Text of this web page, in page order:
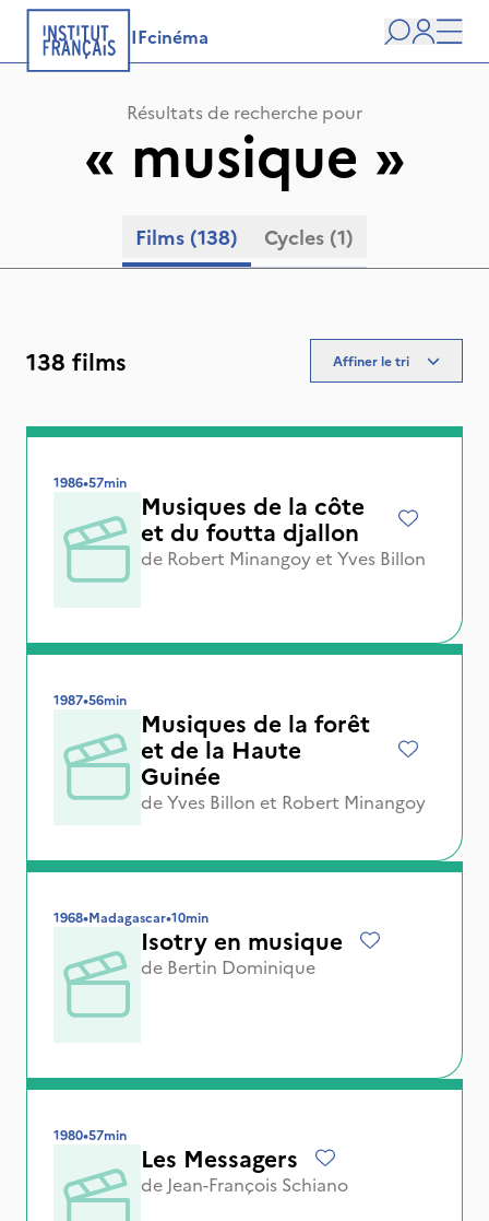
IFcinéma
user
Résultats de recherche pour
« musique »
Films (138) Cycles (1)
138 films Affiner le tri
1986•57min
Musiques de la côte
et du foutta djallon
de Robert Minangoy et Yves Billon
1987•56min
Musiques de la forêt
et de la Haute
Guinée
deYves Billon et Robert Minangoy
1968•Madagascar•10min
Isotry en musique
de Bertin Dominique
1980•57min
Les Messagers
de Jean-François Schiano